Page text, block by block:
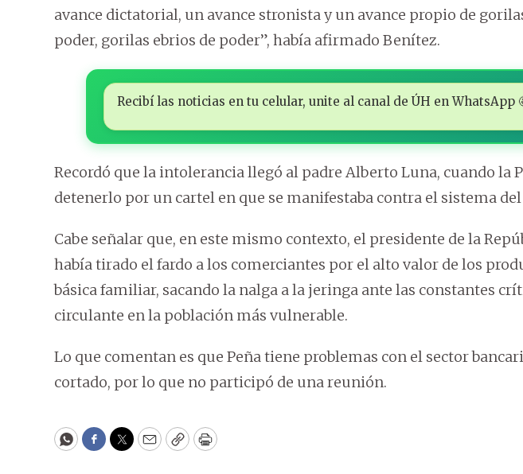
avance dictatorial, un avance stronista y un avance propio de
poder, gorilas ebrios de poder”, había afirmado Benítez.
Recibí las noticias en tu celular, unite al canal de ÚH en WhatsApp
Recordó que la intolerancia llegó al padre Alberto Luna, cuando la
detenerlo por un cartel en que se manifestaba contra el sistema
Cabe señalar que, en este mismo contexto, el presidente de la
había tirado el fardo a los comerciantes por el alto valor de los
básica familiar, sacando la nalga a la jeringa ante las constantes
circulante en la población más vulnerable.
Lo que comentan es que Peña tiene problemas con el sector
cortado, por lo que no participó de una reunión.
WhatsApp
Facebook
Twitter
EmailCopyPrint